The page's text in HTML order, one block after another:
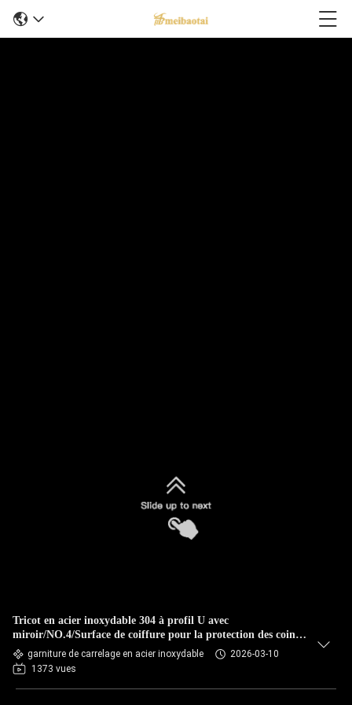
Tricot en acier inoxydable 304 à profil U avec
miroir/NO.4/Surface de coiffure pour la protection des coins
décoratifs
garniture de carrelage en acier inoxydable
2026-03-10
1373 vues